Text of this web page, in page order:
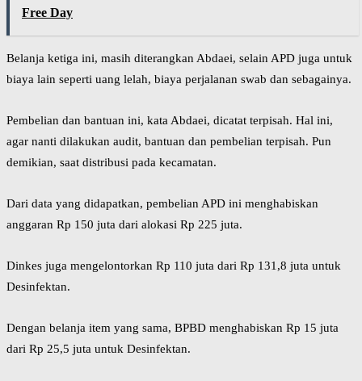
Free Day
Belanja ketiga ini, masih diterangkan Abdaei, selain APD juga untuk
biaya lain seperti uang lelah, biaya perjalanan swab dan sebagainya.
Pembelian dan bantuan ini, kata Abdaei, dicatat terpisah. Hal ini,
agar nanti dilakukan audit, bantuan dan pembelian terpisah. Pun
demikian, saat distribusi pada kecamatan.
Dari data yang didapatkan, pembelian APD ini menghabiskan
anggaran Rp 150 juta dari alokasi Rp 225 juta.
Dinkes juga mengelontorkan Rp 110 juta dari Rp 131,8 juta untuk
Desinfektan.
Dengan belanja item yang sama, BPBD menghabiskan Rp 15 juta
dari Rp 25,5 juta untuk Desinfektan.